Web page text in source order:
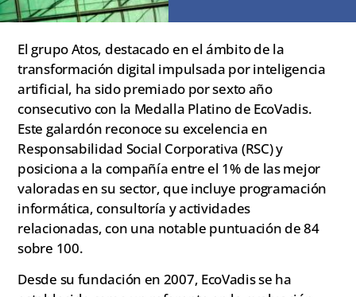
El grupo Atos, destacado en el ámbito de la
transformación digital impulsada por inteligencia
artificial, ha sido premiado por sexto año
consecutivo con la Medalla Platino de EcoVadis.
Este galardón reconoce su excelencia en
Responsabilidad Social Corporativa (RSC) y
posiciona a la compañía entre el 1% de las mejor
valoradas en su sector, que incluye programación
informática, consultoría y actividades
relacionadas, con una notable puntuación de 84
sobre 100.
Desde su fundación en 2007, EcoVadis se ha